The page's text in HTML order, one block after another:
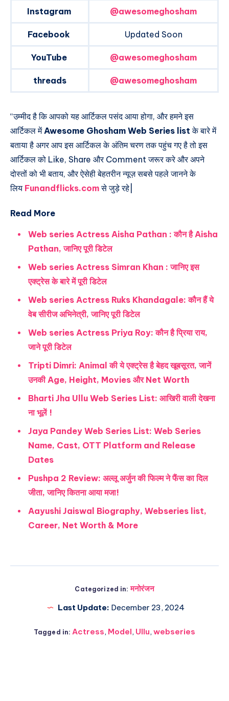
Instagram @awesomeghosham
Facebook Updated Soon
YouTube @awesomeghosham
threads @awesomeghosham
“उम्मीद है कि आपको यह आर्टिकल पसंद आया होगा, और हमने इस
आर्टिकल मेंAwesome Ghosham Web Series listके बारे में
बताया है अगर आप इस आर्टिकल के अंतिम चरण तक पहुंच गए है तो इस
आर्टिकल को Like, Share और Comment जरूर करे और अपने
दोस्तों को भी बताय, और ऐसेही बेहतरीन न्यूज़ सबसे पहले जानने के
लिय Funandflicks.comसे जुड़े रहे|
Read More
Web series Actress Aisha Pathan : कौन है Aisha
Pathan, जानिए पूरी डिटेल
Web series Actress Simran Khan : जानिए इस
एक्ट्रेस के बारे में पूरी डिटेल
Web series Actress Ruks Khandagale: कौन हैं ये
वेब सीरीज अभिनेत्री, जानिए पूरी डिटेल
Web series Actress Priya Roy: कौन है प्रिया राय,
जाने पूरी डिटेल
Tripti Dimri: Animal की ये एक्ट्रेस है बेहद खूबसूरत, जानें
उनकी Age, Height, Movies और Net Worth
Bharti Jha Ullu Web Series List: आखिरी वाली देखना
ना भूलें !
Jaya Pandey Web Series List: Web Series
Name, Cast, OTT Platform and Release
Dates
Pushpa 2 Review: अल्लू अर्जुन की फिल्म ने फैंस का दिल
जीता, जानिए कितना आया मजा!
Aayushi Jaiswal Biography, Webseries list,
Career, Net Worth & More
Categorized in: मनोरंजन
Last Update: December 23, 2024
Tagged in: Actress, Model, Ullu,webseries